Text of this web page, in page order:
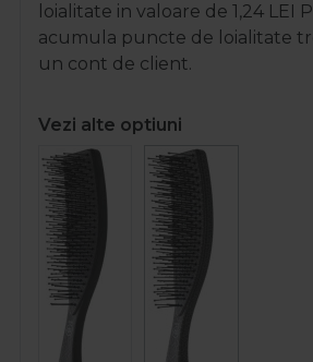
loialitate in valoare de 1,24 LEI
acumula puncte de loialitate
un cont de client.
Vezi alte optiuni